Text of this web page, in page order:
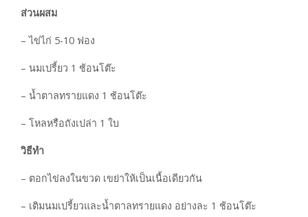
ส่วนผสม
– ไข่ไก่ 5-10 ฟอง
– นมเปรี้ยว 1 ช้อนโต๊ะ
– น้ำตาลทรายแดง 1 ช้อนโต๊ะ
– โหลหรือถังเปล่า 1 ใบ
วิธีทำ
– ตอกไข่ลงในขวด เขย่าให้เป็นเนื้อเดียวกัน
– เติมนมเปรี้ยวและน้ำตาลทรายแดง อย่างละ 1 ช้อนโต๊ะ